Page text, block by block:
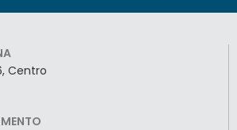
Centro